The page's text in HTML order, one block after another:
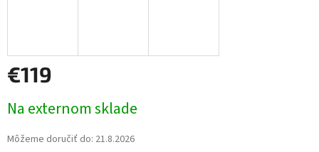
€119
cena:
Na externom sklade
Môžeme doručiť do: 21.8.2026